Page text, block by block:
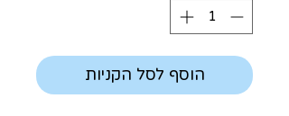
הוסף לסל הקניות